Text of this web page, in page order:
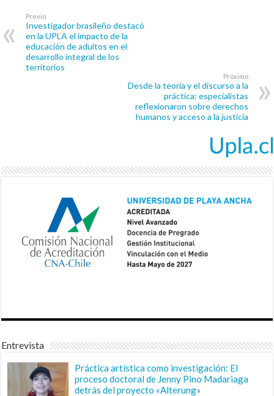
Previo
Investigador brasileño destacó
en la UPLA el impacto de la
educación de adultos en el
desarrollo integral de los
territorios
Próximo
Desde la teoría y el discurso a la
práctica: especialistas
reflexionaron sobre derechos
humanos y acceso a la justicia
Entrevista
Práctica artística como investigación: El
proceso doctoral de Jenny Pino Madariaga
detrás del proyecto «Alterung»